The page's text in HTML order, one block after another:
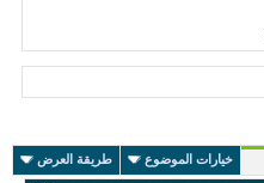
خيارات الموضوع طريقة العرض